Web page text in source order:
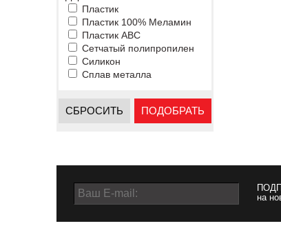
Пластик
Пластик 100% Меламин
Пластик ABC
Сетчатый полипропилен
Силикон
Сплав металла
СБРОСИТЬ ПОДОБРАТЬ
на